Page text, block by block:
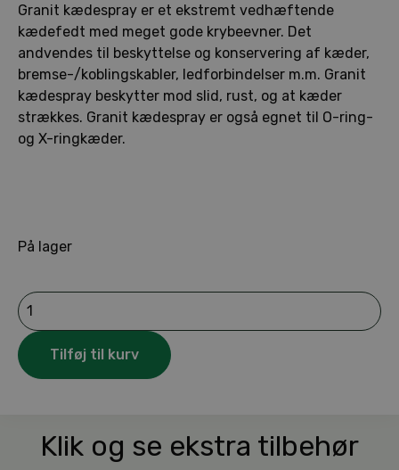
Granit kædespray er et ekstremt vedhæftende
kædefedt med meget gode krybeevner. Det
andvendes til beskyttelse og konservering af kæder,
bremse-/koblingskabler, ledforbindelser m.m. Granit
kædespray beskytter mod slid, rust, og at kæder
strækkes. Granit kædespray er også egnet til O-ring-
og X-ringkæder.
På lager
Granit
kædespray
antal
Tilføj til kurv
Klik og se ekstra tilbehør